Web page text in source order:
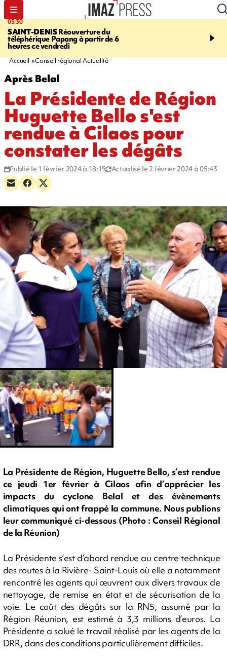
05:30
SAINT-DENISRéouverture du
téléphérique Papang à partir de 6
heures ce vendredi
07:00
Un vendredi
Accueil Conseil régional Actualité
Après Belal
La Présidente de Région
Huguette Bello s'est
rendue à Cilaos pour
constater les dégâts
Publié le 1 février 2024 à 18:19 Actualisé le 2 février 2024 à 05:43
La Présidente de Région, Huguette Bello, s’est rendue
ce jeudi 1er février à Cilaos afin d’apprécier les
impacts du cyclone Belal et des évènements
climatiques qui ont frappé la commune. Nous publions
leur communiqué ci-dessous (Photo : Conseil Régional
de la Réunion)
La Présidente s’est d’abord rendue au centre technique
des routes à la Rivière- Saint-Louis où elle a notamment
rencontré les agents qui œuvrent aux divers travaux de
nettoyage, de remise en état et de sécurisation de la
voie. Le coût des dégâts sur la RN5, assumé par la
Région Réunion, est estimé à 3,3 millions d’euros. La
Présidente a salué le travail réalisé par les agents de la
DRR, dans des conditions particulièrement difficiles.